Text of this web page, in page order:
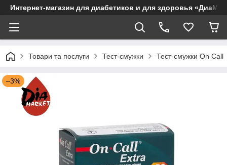
Интернет-магазин для диабетиков и для здоровья
Товари та послуги Тест-смужки Тест-смужки On Call
–3%